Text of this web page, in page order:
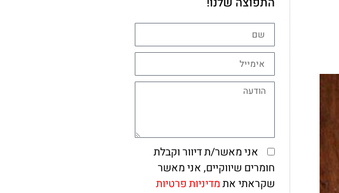
אני מאשר/ת דיוור וקבלת
חומרים שיווקיים, אני מאשר
שקראתי אתמדיניות פרטיות